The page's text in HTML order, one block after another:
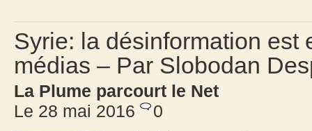
Syrie: la désinformation est
médias – Par Slobodan
La Plume parcourt le Net
Le 28 mai 2016
0